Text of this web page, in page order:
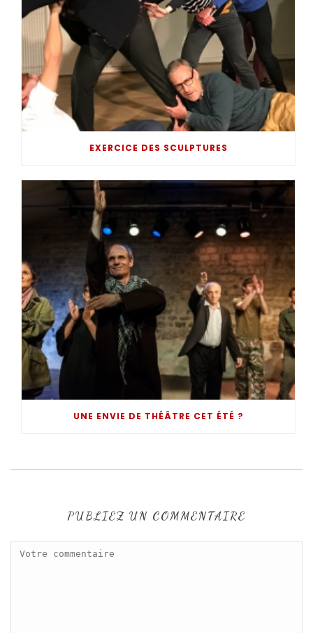
EXERCICE DES SCULPTURES
UNE ENVIE DE THÉÂTRE CET ÉTÉ ?
PUBLIEZ UN COMMENTAIRE